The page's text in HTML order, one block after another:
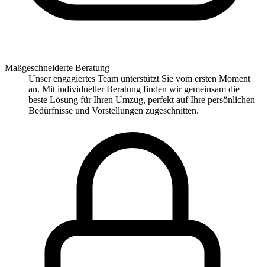
Maßgeschneiderte Beratung
Unser engagiertes Team unterstützt Sie vom ersten Moment
an. Mit individueller Beratung finden wir gemeinsam die
beste Lösung für Ihren Umzug, perfekt auf Ihre persönlichen
Bedürfnisse und Vorstellungen zugeschnitten.